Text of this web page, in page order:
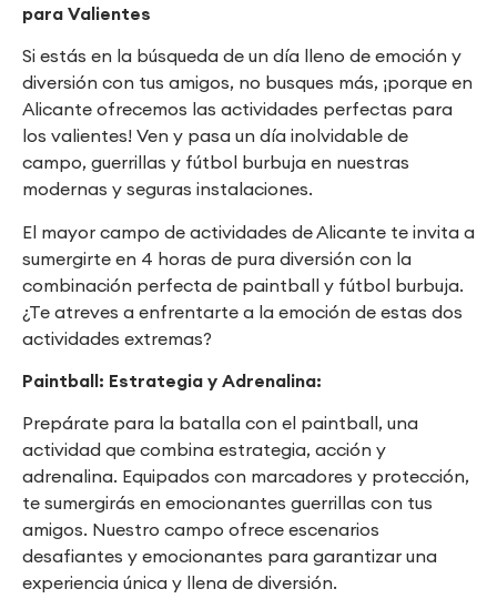
para Valientes
Si estás en la búsqueda de un día lleno de emoción y
diversión con tus amigos, no busques más, ¡porque en
Alicante ofrecemos las actividades perfectas para
los valientes! Ven y pasa un día inolvidable de
campo, guerrillas y fútbol burbuja en nuestras
modernas y seguras instalaciones.
El mayor campo de actividades de Alicante te invita a
sumergirte en 4 horas de pura diversión con la
combinación perfecta de paintball y fútbol burbuja.
¿Te atreves a enfrentarte a la emoción de estas dos
actividades extremas?
Paintball: Estrategia y Adrenalina:
Prepárate para la batalla con el paintball, una
actividad que combina estrategia, acción y
adrenalina. Equipados con marcadores y protección,
te sumergirás en emocionantes guerrillas con tus
amigos. Nuestro campo ofrece escenarios
desafiantes y emocionantes para garantizar una
experiencia única y llena de diversión.